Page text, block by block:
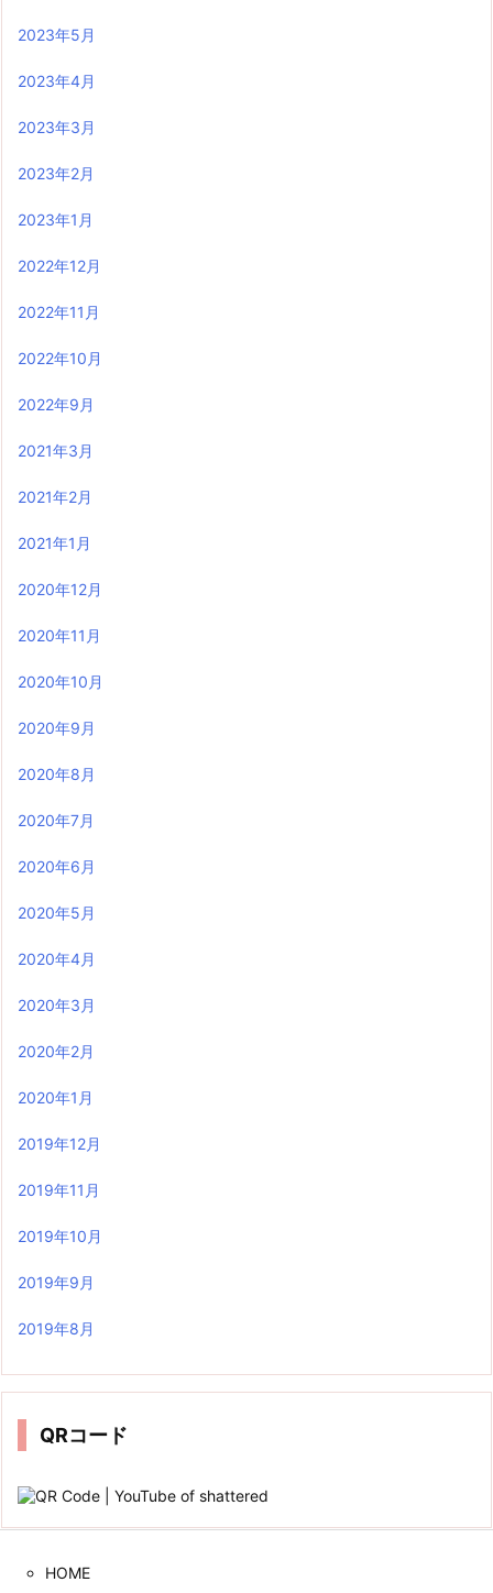
2023年5月
2023年4月
2023年3月
2023年2月
2023年1月
2022年12月
2022年11月
2022年10月
2022年9月
2021年3月
2021年2月
2021年1月
2020年12月
2020年11月
2020年10月
2020年9月
2020年8月
2020年7月
2020年6月
2020年5月
2020年4月
2020年3月
2020年2月
2020年1月
2019年12月
2019年11月
2019年10月
2019年9月
2019年8月
QRコード
HOME